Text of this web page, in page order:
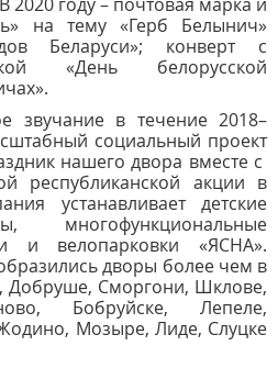
на тему «Герб Белынич»
Беларуси»; конверт с
«День белорусской
звучание в течение 2018–
социальный проект
нашего двора вместе с
республиканской акции в
устанавливает детские
многофункциональные
и велопарковки «ЯСНА».
дворы более чем в
Добруше, Сморгони, Шклове,
Бобруйске, Лепеле,
Мозыре, Лиде, Слуцке